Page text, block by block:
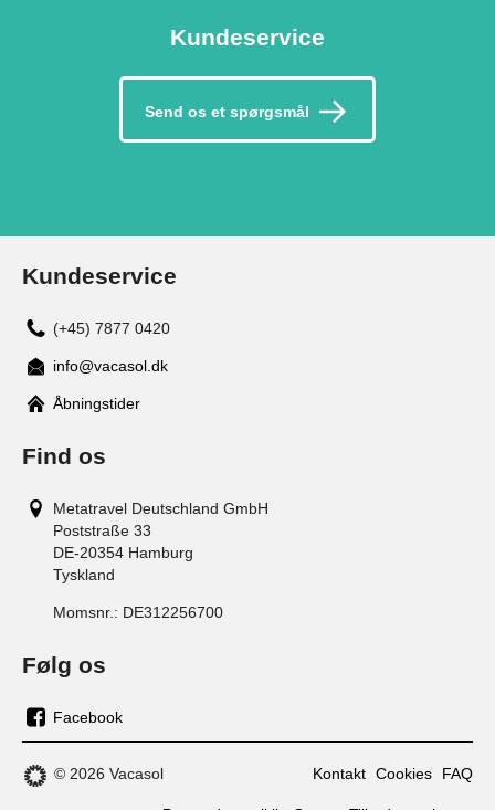
Kundeservice
Send os et spørgsmål
Kundeservice
(+45) 7877 0420
info@vacasol.dk
Åbningstider
Find os
Metatravel Deutschland GmbH
Poststraße 33
DE-20354 Hamburg
Tyskland
Momsnr.: DE312256700
Følg os
os
på
Facebook
© 2026 Vacasol Kontakt Cookies FAQ